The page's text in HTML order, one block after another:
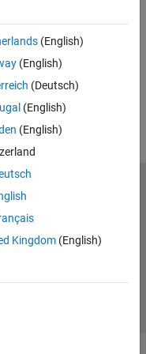
Code
type value names.
(English)
(English)
(Deutsch)
(English)
(English)
Kingdom(English)
sulla privacy
Contatti
Seleziona
Italia